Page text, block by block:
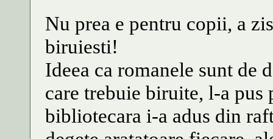
Nu prea e pentru copii, a
biruiesti!
Ideea ca romanele sunt de
care trebuie biruite, l-a pus
bibliotecara i-a adus din